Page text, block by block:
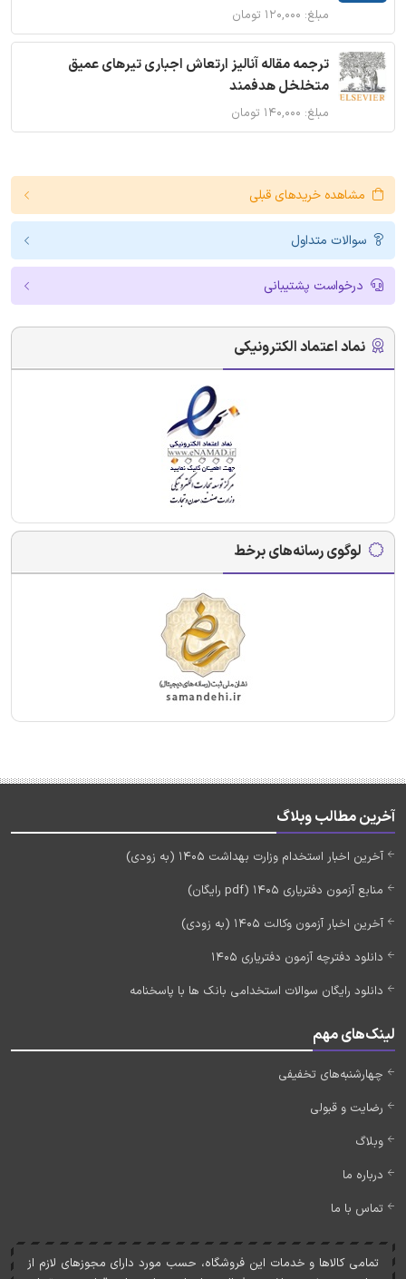
مبلغ: ۱۲۰,۰۰۰ تومان
ترجمه مقاله آنالیز ارتعاش اجباری تیرهای عمیق
متخلخل هدفمند
مبلغ: ۱۴۰,۰۰۰ تومان
مشاهده خریدهای قبلی
سوالات متداول
درخواست پشتیبانی
نماد اعتماد الکترونیکی
لوگوی رسانه‌های برخط
آخرین مطالب وبلاگ
آخرین اخبار استخدام وزارت بهداشت 1405 (به زودی)
منابع آزمون دفتریاری 1405 (pdf رایگان)
آخرین اخبار آزمون وکالت 1405 (به زودی)
دانلود دفترچه آزمون دفتریاری 1405
دانلود رایگان سوالات استخدامی بانک ها با پاسخنامه
لینک‌های مهم
چهارشنبه‌های تخفیفی
رضایت و قبولی
وبلاگ
درباره ما
تماس با ما
تمامی کالاها و خدمات اين فروشگاه، حسب مورد دارای مجوزهای لازم از